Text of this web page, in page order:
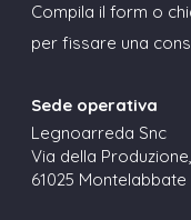
Compila il form o
per fissare una
Sede operativa
Legnoarreda Snc
Via della
61025 Montelabbate